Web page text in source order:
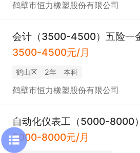
鹤壁市恒力橡塑股份有限公司
会计（3500-4500）五险一
3500-4500元/月
鹤山区 2年 本科
鹤壁市恒力橡塑股份有限公司
自动化仪表工（5000-8000
5000-8000元/月